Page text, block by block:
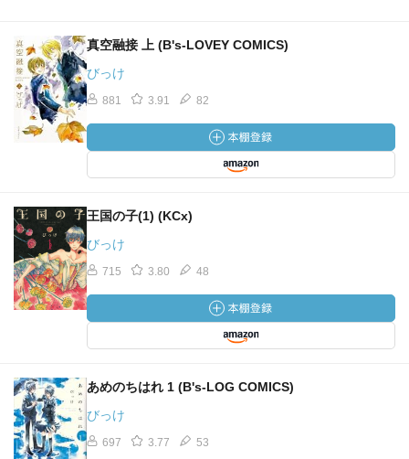
真空融接 上 (B's-LOVEY COMICS)
びっけ
881 3.91 82
王国の子(1) (KCx)
びっけ
715 3.80 48
あめのちはれ 1 (B's-LOG COMICS)
びっけ
697 3.77 53